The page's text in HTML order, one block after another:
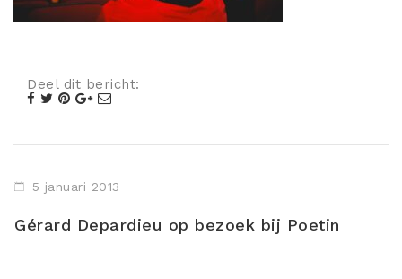
Deel dit bericht:
5 januari 2013
Gérard Depardieu op bezoek bij Poetin